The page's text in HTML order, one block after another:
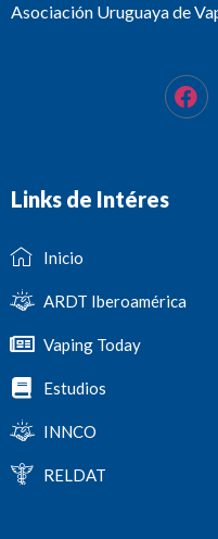
Asociación Uruguaya de
Links de Intéres
Inicio
ARDT Iberoamérica
Vaping Today
Estudios
INNCO
RELDAT